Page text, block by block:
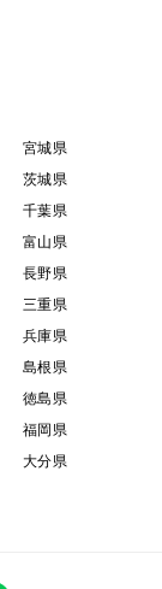
宮城県
茨城県
千葉県
富山県
長野県
三重県
兵庫県
島根県
徳島県
福岡県
大分県